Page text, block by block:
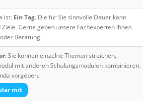
ist: Ein Tag. Die für Sie sinnvolle Dauer kann
Gerne geben unsere Fachexperten Ihnen
Beratung.
: Sie können einzelne Themen streichen,
mit anderen Schulungsmodulen kombinieren.
vorgeben.
mit